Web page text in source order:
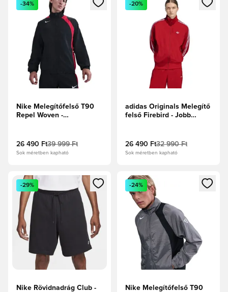
-34%
Nike Melegítőfelső T90
Repel Woven -
26 490 Ft39 999 Ft
Sok méretben kapható
-20%
adidas Originals Melegítő
felső Firebird - Jobb
26 490 Ft32 990 Ft
Sok méretben kapható
Megnyit egy modált a bejelentkezéshez vagy a tagként
-29%
Nike Rövidnadrág Club -
Megnyit egy modált a
-24%
Nike Melegítőfelső T90